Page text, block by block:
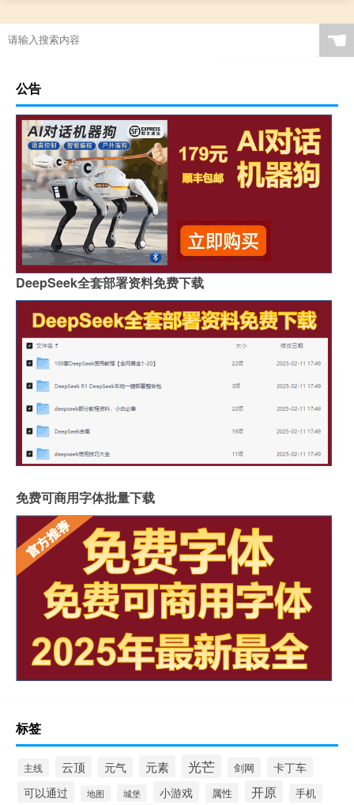
☚
公告
DeepSeek全套部署资料免费下载
免费可商用字体批量下载
标签
主线 云顶 元气 元素 光芒 剑网 卡丁车
可以通过 地图 城堡 小游戏 属性 开原 手机